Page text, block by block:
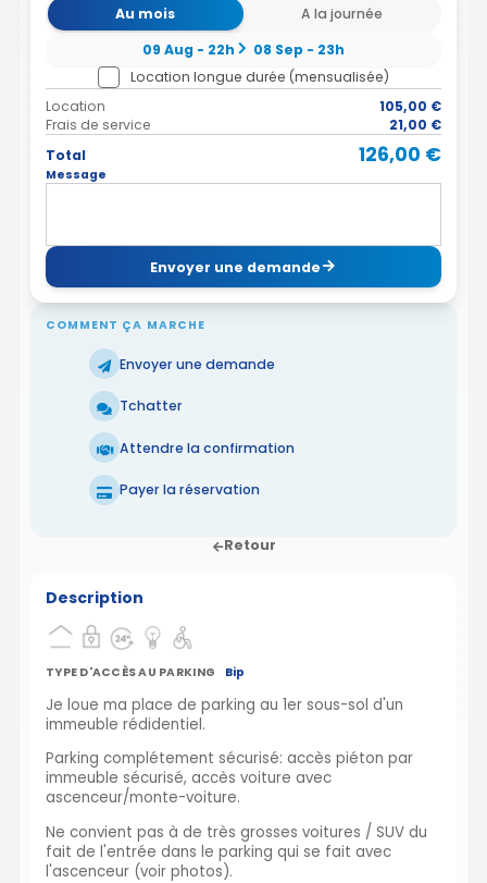
Au mois
A la journée
09 Aug - 22h
08 Sep - 23h
Location longue durée (mensualisée)
Location
105,00 €
Frais de service
21,00 €
Total
126,00 €
Message
Envoyer une demande
COMMENT ÇA MARCHE
Envoyer une demande
Tchatter
Attendre la confirmation
Payer la réservation
Retour
Description
TYPE D'ACCÈS AU PARKING Bip
Je loue ma place de parking au 1er sous-sol d'un
immeuble rédidentiel.
Parking complétement sécurisé: accès piéton par
immeuble sécurisé, accès voiture avec
ascenceur/monte-voiture.
Ne convient pas à de très grosses voitures / SUV du
fait de l'entrée dans le parking qui se fait avec
l'ascenceur (voir photos).